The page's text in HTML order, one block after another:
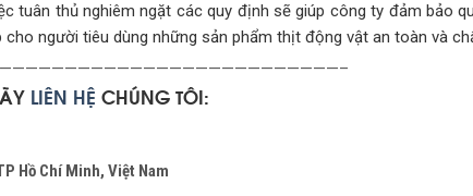
tuân thủ nghiêm ngặt các quy định sẽ giúp công ty đảm bảo
người tiêu dùng những sản phẩm thịt động vật an toàn và
LIÊN HỆ CHÚNG TÔI:
Hồ Chí Minh, Việt Nam